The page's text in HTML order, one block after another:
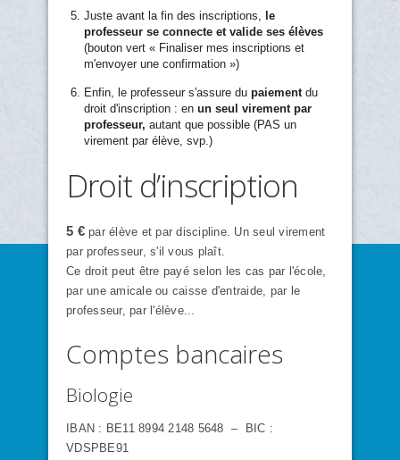
Juste avant la fin des inscriptions, le
professeur se connecte et valide ses élèves
(bouton vert « Finaliser mes inscriptions et
m'envoyer une confirmation »)
Enfin, le professeur s'assure du paiementdu
droit d'inscription : en un seul virement par
professeur, autant que possible (PAS un
virement par élève, svp.)
Droit d’inscription
5 € par élève et par discipline. Un seul virement
par professeur, s'il vous plaît.
Ce droit peut être payé selon les cas par l'école,
par une amicale ou caisse d'entraide, par le
professeur, par l'élève...
Comptes bancaires
Biologie
IBAN : BE11 8994 2148 5648 – BIC :
VDSPBE91